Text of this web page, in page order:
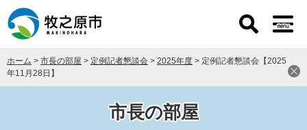
ー
先
ニ
をホーム > 市長の部屋 > 定例記者懇談会 > 2025年度 > 定例記者懇談会【2025
年11月28日】
市長の部屋